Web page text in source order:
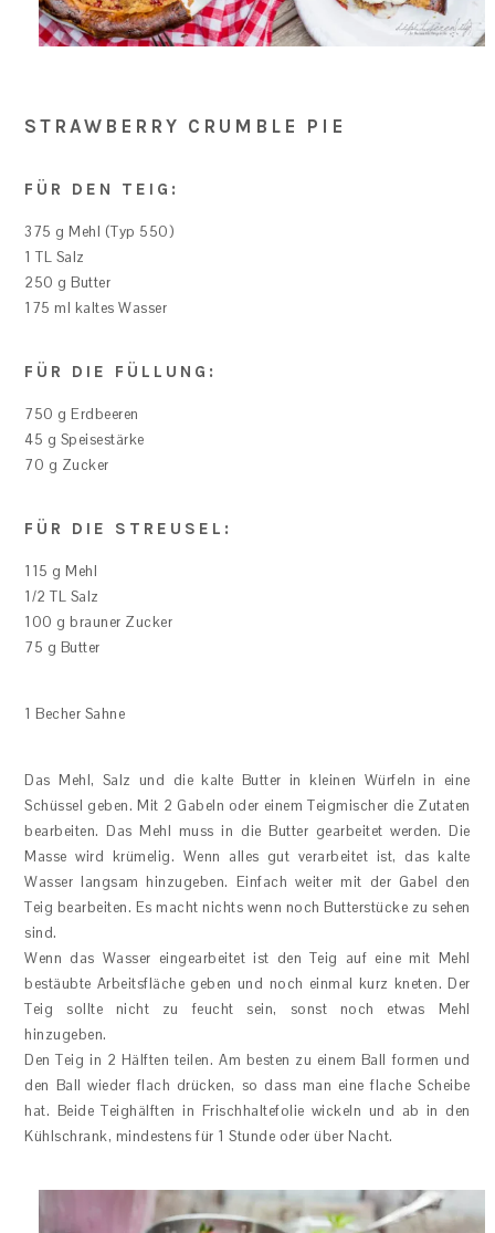
STRAWBERRY CRUMBLE PIE
FÜR DEN TEIG:
375 g Mehl (Typ 550)
1 TL Salz
250 g Butter
175 ml kaltes Wasser
FÜR DIE FÜLLUNG:
750 g Erdbeeren
45 g Speisestärke
70 g Zucker
FÜR DIE STREUSEL:
115 g Mehl
1/2 TL Salz
100 g brauner Zucker
75 g Butter
1 Becher Sahne
Das Mehl, Salz und die kalte Butter in kleinen Würfeln in eine
Schüssel geben. Mit 2 Gabeln oder einem Teigmischer die Zutaten
bearbeiten. Das Mehl muss in die Butter gearbeitet werden. Die
Masse wird krümelig. Wenn alles gut verarbeitet ist, das kalte
Wasser langsam hinzugeben. Einfach weiter mit der Gabel den
Teig bearbeiten. Es macht nichts wenn noch Butterstücke zu sehen
sind.
Wenn das Wasser eingearbeitet ist den Teig auf eine mit Mehl
bestäubte Arbeitsfläche geben und noch einmal kurz kneten. Der
Teig sollte nicht zu feucht sein, sonst noch etwas Mehl
hinzugeben.
Den Teig in 2 Hälften teilen. Am besten zu einem Ball formen und
den Ball wieder flach drücken, so dass man eine flache Scheibe
hat. Beide Teighälften in Frischhaltefolie wickeln und ab in den
Kühlschrank, mindestens für 1 Stunde oder über Nacht.